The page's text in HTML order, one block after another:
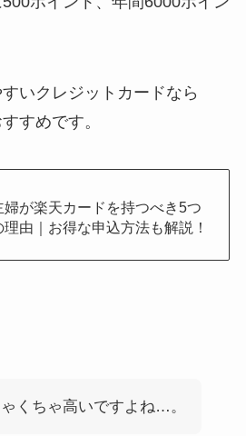
いクレジットカードなら
すめです。
婦が楽天カードを持つべき5つ
理由｜お得な申込方法も解説！
くちゃ高いですよね…。